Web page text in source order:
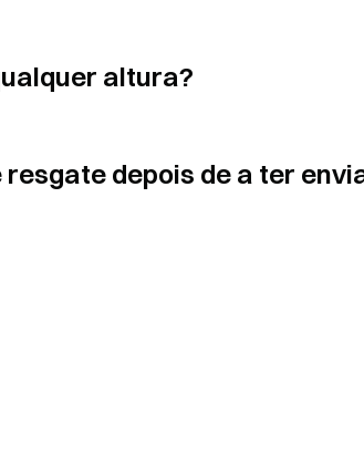
altura?
depois de a ter